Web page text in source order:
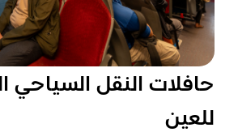
حافلات النقل السياحي
للعين